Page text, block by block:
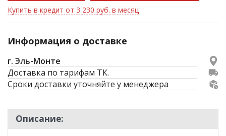
Купить в кредит от 3 230 руб. в месяц
Информация о доставке
г. Эль-Монте
Доставка по тарифам ТК.
Сроки доставки уточняйте у менеджера
Описание: